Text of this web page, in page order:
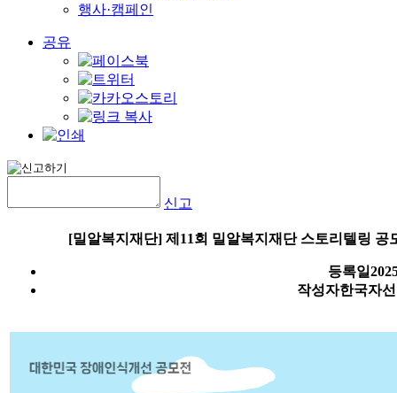
행사·캠페인
공유
신고
[밀알복지재단] 제11회 밀알복지재단 스토리텔링 공
등록일
작성자한국자